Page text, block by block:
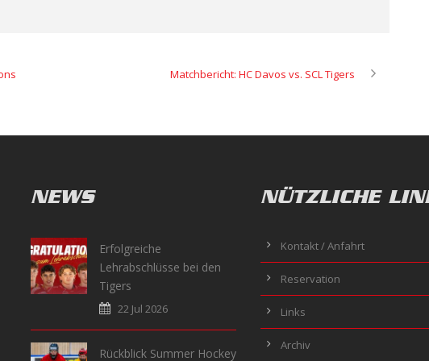
Matchbericht: HC Davos vs. SCL Tigers
NEWS
Erfolgreiche
Lehrabschlüsse bei den
Tigers
22 Jul 2026
Rückblick Summer Hockey
NÜTZLICHE
Kontakt / Anfahrt
Reservation
Links
Archiv